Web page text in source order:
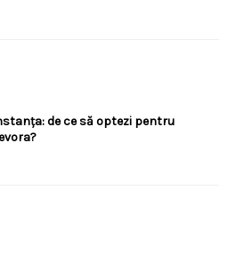
de ce să optezi pentru